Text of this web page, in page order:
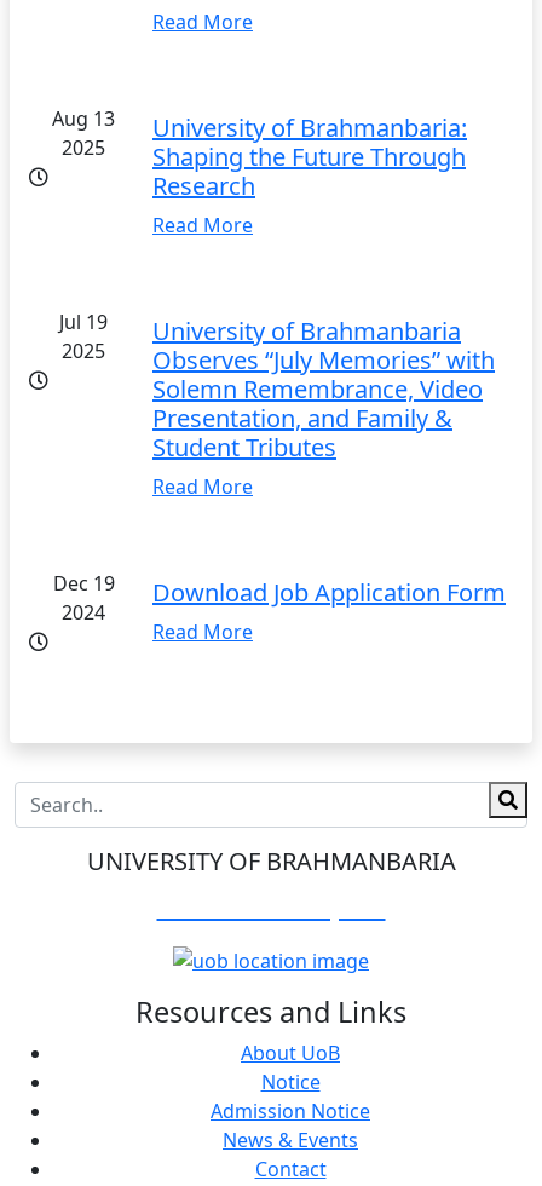
Read More
Aug 13
2025
University of Brahmanbaria:
Shaping the Future Through
Research
Read More
Jul 19
2025
University of Brahmanbaria
Observes “July Memories” with
Solemn Remembrance, Video
Presentation, and Family &
Student Tributes
Read More
Dec 19
2024
Download Job Application Form
Read More
UNIVERSITY OF BRAHMANBARIA
Resources and Links
About UoB
Notice
Admission Notice
News & Events
Contact